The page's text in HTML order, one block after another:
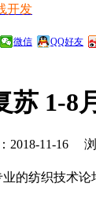
开发
微信 QQ好友
苏 1-8
2018-11-16 浏
的纺织技术论